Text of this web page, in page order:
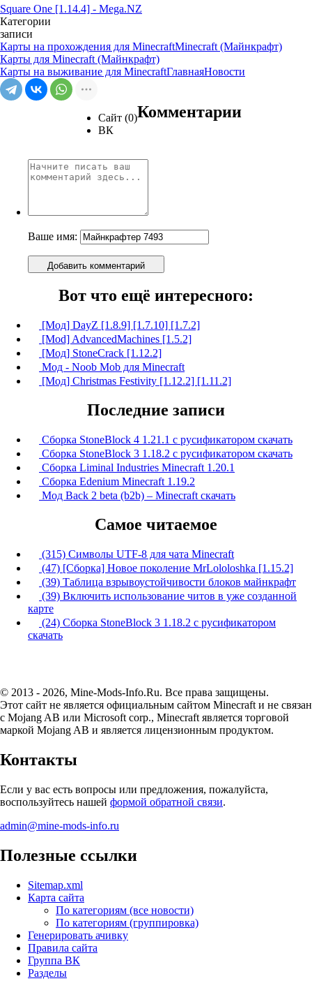
Square One [1.14.4] - Mega.NZ
Категории
записи
Карты на прохождения для MinecraftMinecraft (Майнкрафт)
Карты для Minecraft (Майнкрафт)
Карты на выживание для MinecraftГлавнаяНовости
Сайт (0)
ВК
Комментарии
Ваше имя:
Добавить комментарий
Вот что ещё интересного:
[Мод] DayZ [1.8.9] [1.7.10] [1.7.2]
[Mod] AdvancedMachines [1.5.2]
[Мод] StoneCrack [1.12.2]
Mод - Noob Mob для Minecraft
[Мод] Christmas Festivity [1.12.2] [1.11.2]
Последние записи
Сборка StoneBlock 4 1.21.1 с русификатором скачать
Сборка StoneBlock 3 1.18.2 с русификатором скачать
Сборка Liminal Industries Minecraft 1.20.1
Сборка Edenium Minecraft 1.19.2
Мод Back 2 beta (b2b) – Minecraft скачать
Самое читаемое
(315) Символы UTF-8 для чата Minecraft
(47) [Сборка] Новое поколение MrLololoshka [1.15.2]
(39) Таблица взрывоустойчивости блоков майнкрафт
(39) Включить использование читов в уже созданной
карте
(24) Сборка StoneBlock 3 1.18.2 с русификатором
скачать
© 2013 - 2026, Mine-Mods-Info.Ru. Все права защищены.
Этот сайт не является официальным сайтом Minecraft и не связан
с Mojang AB или Microsoft corp., Minecraft является торговой
маркой Mojang AB и является лицензионным продуктом.
Контакты
Если у вас есть вопросы или предложения, пожалуйста,
воспользуйтесь нашей формой обратной связи.
admin@mine-mods-info.ru
Полезные ссылки
Sitemap.xml
Карта сайта
По категориям (все новости)
По категориям (группировка)
Генерировать ачивку
Правила сайта
Группа ВК
Разделы